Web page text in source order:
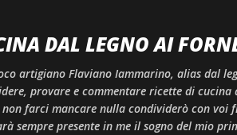
DAL LEGNO AI
artigiano Flaviano Iammarino, alias dal
provare e commentare ricette di
non farci mancare nulla condividerò con
sempre presente in me il sogno del mio